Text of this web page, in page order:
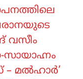
വസീം
മൽഹാർ’